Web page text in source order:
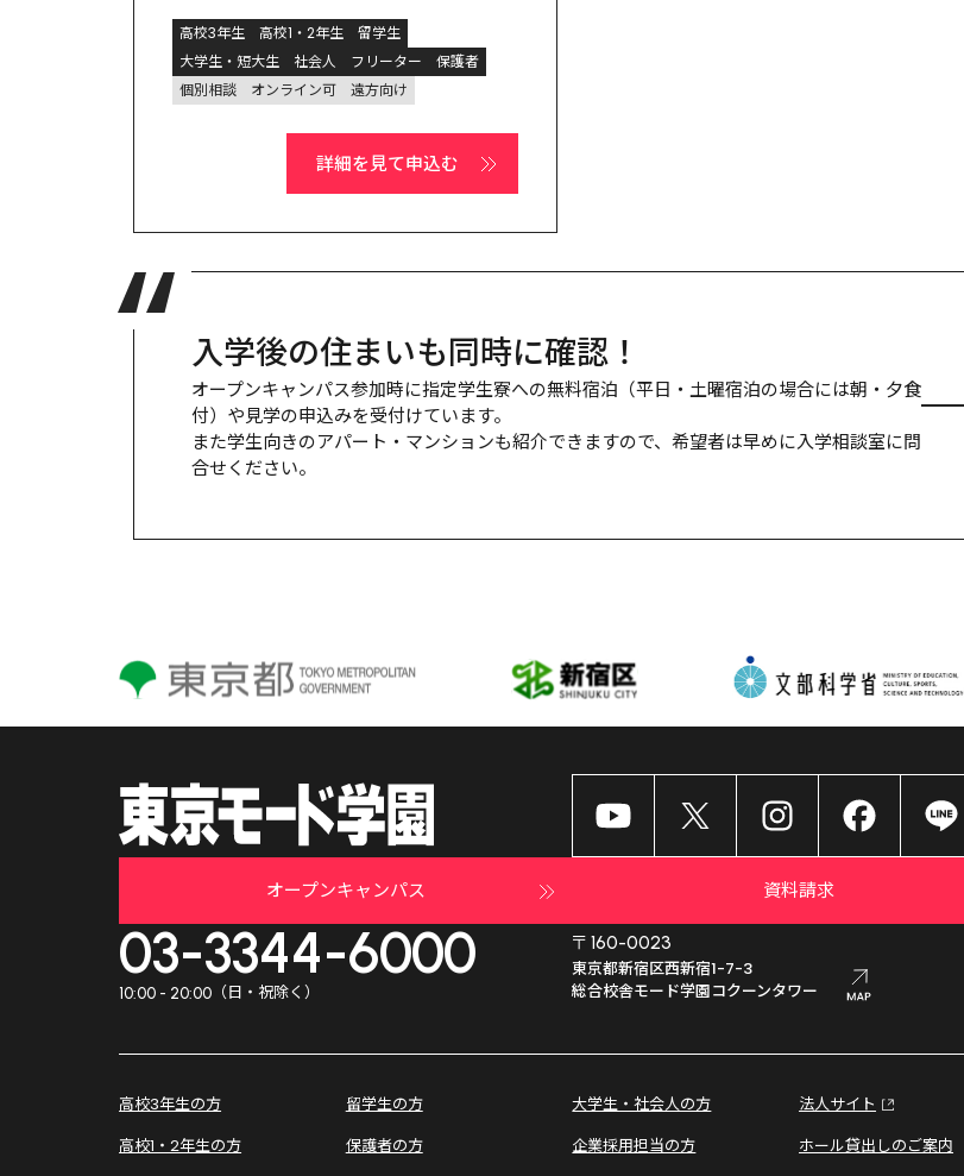
高校3年生 高校1・2年生
留学生
大学生・短大生
社会人 フリーター
保護者
個別相談
オンライン可 遠方向け
詳細を見て申込む
入学後の住まいも同時に確認！
オープンキャンパス参加時に指定学生寮への無料宿泊（平日・土曜宿泊の場合には朝・夕食
付）や見学の申込みを受付けています。
また学生向きのアパート・マンションも紹介できますので、希望者は早めに入学相談室に問
合せください。
オープンキャンパス 資料請求
03-3344-6000
10:00 - 20:00 （日・祝除く）
〒160-0023
東京都新宿区西新宿1-7-3
総合校舎モード学園コクーンタワー
高校3年生の方
高校1・2年生の方
留学生の方
保護者の方
大学生・社会人の方
企業採用担当の方
法人サイト
ホール貸出しのご案内